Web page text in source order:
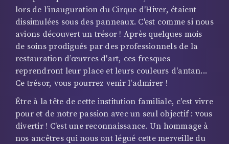
lors de l’inauguration du Cirque d'Hiver, étaient
dissimulées sous des panneaux. C'est comme si nous
avions découvert un trésor ! Après quelques mois
de soins prodigués par des professionnels de la
restauration d’œuvres d'art, ces fresques
reprendront leur place et leurs couleurs d'antan...
Ce trésor, vous pourrez venir l'admirer !
Être à la tête de cette institution familiale, c'est vivre
pour et de notre passion avec un seul objectif : vous
divertir ! C'est une reconnaissance. Un hommage à
nos ancêtres qui nous ont légué cette merveille du